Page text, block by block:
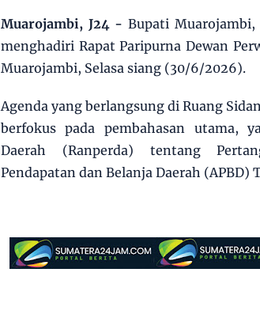
Muarojambi, J24 - Bupati Muarojambi,
menghadiri Rapat Paripurna Dewan
Muarojambi, Selasa siang (30/6/2026).
Agenda yang berlangsung di Ruang
berfokus pada pembahasan utama,
Daerah (Ranperda) tentang
Pendapatan dan Belanja Daerah (APBD)